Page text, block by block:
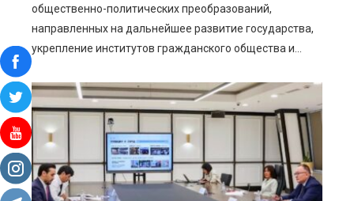
общественно-политических преобразований,
направленных на дальнейшее развитие государства,
укрепление институтов гражданского общества и...